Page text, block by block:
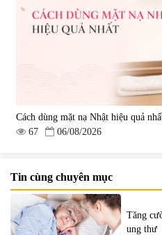
Cách dùng mặt nạ Nhật hiệu quả
67
06/08/2026
Tin cùng chuyên mục
Tăng
ung thư